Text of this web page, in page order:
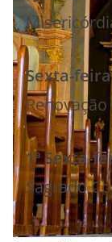
Sexta-
1ª Sexta-
Sagrado